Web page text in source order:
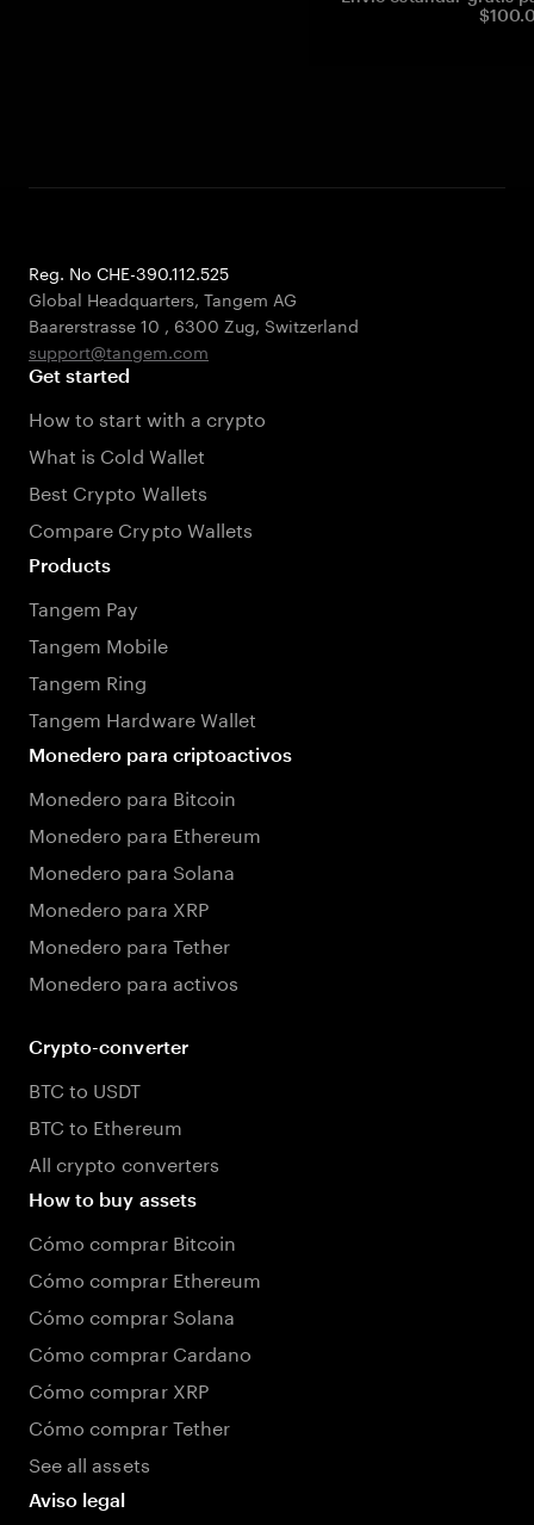
Reg. No CHE-390.112.525
Global Headquarters, Tangem AG
Baarerstrasse 10 , 6300 Zug, Switzerland
support@tangem.com
Get started
How to start with a crypto
What is Cold Wallet
Best Crypto Wallets
Compare Crypto Wallets
Products
Tangem Pay
Tangem Mobile
Tangem Ring
Tangem Hardware Wallet
Monedero para criptoactivos
Monedero para Bitcoin
Monedero para Ethereum
Monedero para Solana
Monedero para XRP
Monedero para Tether
Monedero para activos
Crypto-converter
BTC to USDT
BTC to Ethereum
All crypto converters
How to buy assets
Cómo comprar Bitcoin
Cómo comprar Ethereum
Cómo comprar Solana
Cómo comprar Cardano
Cómo comprar XRP
Cómo comprar Tether
See all assets
Aviso legal